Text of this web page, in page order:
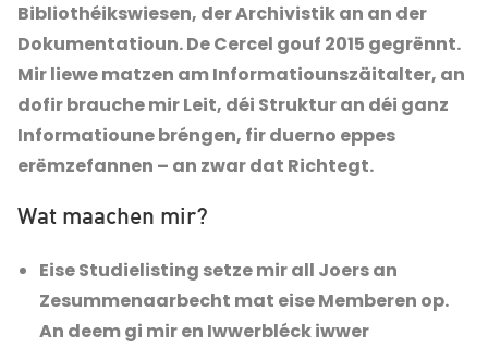
Bibliothéikswiesen, der Archivistik an an der
Dokumentatioun. De Cercel gouf 2015 gegrënnt.
Mir liewe matzen am Informatiounszäitalter, an
dofir brauche mir Leit, déi Struktur an déi ganz
Informatioune bréngen, fir duerno eppes
erëmzefannen – an zwar dat Richtegt.
Wat maachen mir?
Eise Studielisting setze mir all Joers an
Zesummenaarbecht mat eise Memberen op.
An deem gi mir en Iwwerbléck iwwer